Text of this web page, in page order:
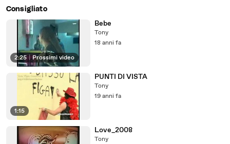
Consigliato
2:25 | Prossimi video
Bebe
Tony
18 anni fa
1:15
PUNTI DI VISTA
Tony
19 anni fa
Love_2008
Tony